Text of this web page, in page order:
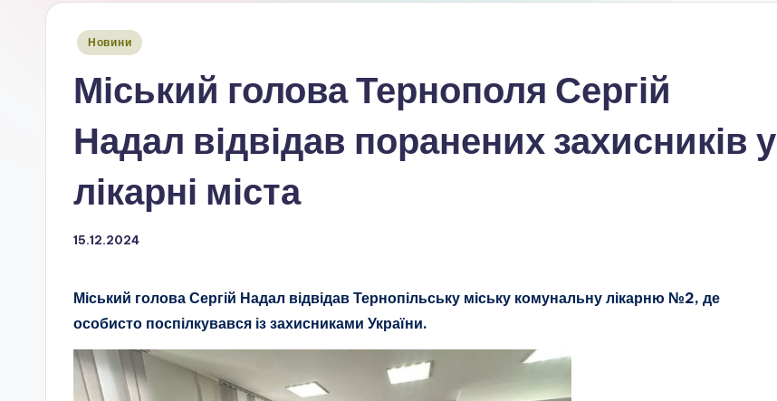
Опубліковано
Новини
Міський голова Тернополя Сергій
Надал відвідав поранених захисників у
лікарні міста
15.12.2024
Міський голова Сергій Надал відвідав Тернопільську міську комунальну лікарню №2, де
особисто поспілкувався із захисниками України.